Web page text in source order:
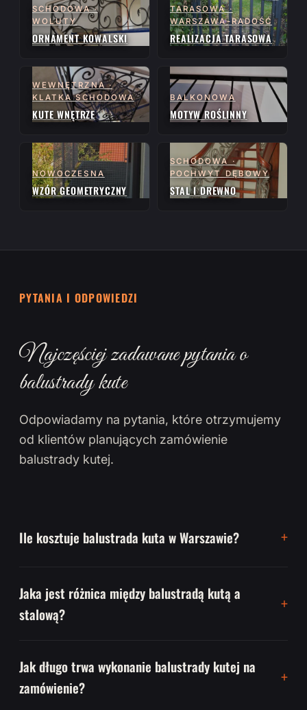
SCHODOWA ·
WOLUTY
ORNAMENT KOWALSKI
TARASOWA ·
WARSZAWA-RADOŚĆ
REALIZACJA TARASOWA
WEWNĘTRZNA ·
KLATKA SCHODOWA
KUTE WNĘTRZE
BALKONOWA
MOTYW ROŚLINNY
NOWOCZESNA
WZÓR GEOMETRYCZNY
SCHODOWA ·
POCHWYT DĘBOWY
STAL I DREWNO
PYTANIA I ODPOWIEDZI
Najczęściej zadawane pytania o
balustrady kute
Odpowiadamy na pytania, które otrzymujemy
od klientów planujących zamówienie
balustrady kutej.
Ile kosztuje balustrada kuta w Warszawie?
Jaka jest różnica między balustradą kutą a
stalową?
Jak długo trwa wykonanie balustrady kutej na
zamówienie?